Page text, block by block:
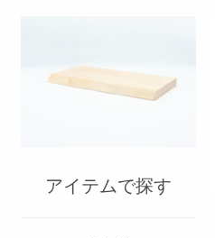
アイテムで探す